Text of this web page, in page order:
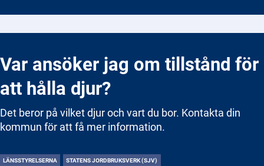
Var ansöker jag om tillstånd för
att hålla djur?
Det beror på vilket djur och vart du bor. Kontakta din
kommun för att få mer information.
LÄNSSTYRELSERNA STATENS JORDBRUKSVERK (SJV)